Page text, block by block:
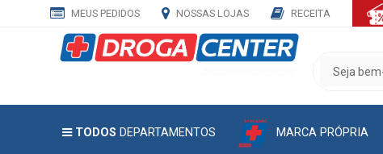
MEUS PEDIDOS NOSSAS LOJAS RECEITA
TODOS DEPARTAMENTOS MARCA PRÓPRIA
CADASTRE
MAIL
E